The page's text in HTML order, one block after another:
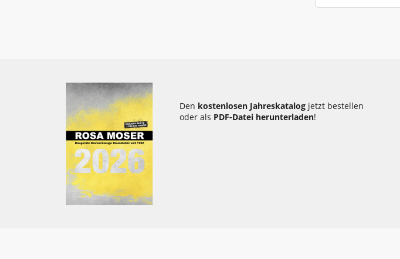
(2) Soweit nicht
(1) Alle
Den kostenlosen Jahreskatalog jetzt bestellen
oder als PDF-Datei herunterladen!